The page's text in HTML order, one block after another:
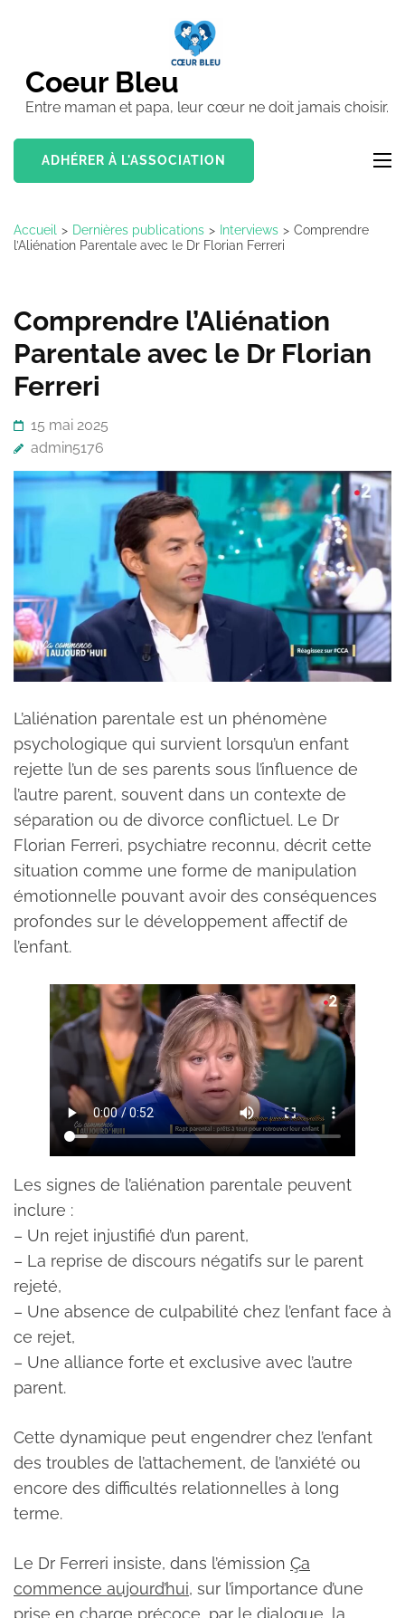
(Pressez
Entrée)
Coeur Bleu
Entre maman et papa, leur cœur ne doit jamais choisir.
ADHÉRER À L'ASSOCIATION
Accueil > Dernières publications > Interviews > Comprendre
l’Aliénation Parentale avec le Dr Florian Ferreri
Comprendre l’Aliénation
Parentale avec le Dr Florian
Ferreri
15 mai 2025
admin5176
L’aliénation parentale est un phénomène
psychologique qui survient lorsqu’un enfant
rejette l’un de ses parents sous l’influence de
l’autre parent, souvent dans un contexte de
séparation ou de divorce conflictuel. Le Dr
Florian Ferreri, psychiatre reconnu, décrit cette
situation comme une forme de manipulation
émotionnelle pouvant avoir des conséquences
profondes sur le développement affectif de
l’enfant.
Les signes de l’aliénation parentale peuvent
inclure :
– Un rejet injustifié d’un parent,
– La reprise de discours négatifs sur le parent
rejeté,
– Une absence de culpabilité chez l’enfant face à
ce rejet,
– Une alliance forte et exclusive avec l’autre
parent.
Cette dynamique peut engendrer chez l’enfant
des troubles de l’attachement, de l’anxiété ou
encore des difficultés relationnelles à long
terme.
Le Dr Ferreri insiste, dans l’émission Ça
commence aujourd’hui, sur l’importance d’une
prise en charge précoce, par le dialogue, la